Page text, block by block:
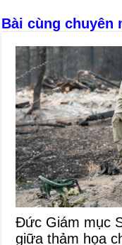
Bài cùng chuyên
Đức Giám mục
giữa thảm họa